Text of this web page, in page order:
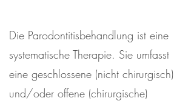
Die Parodontitisbehandlung ist eine
systematische Therapie. Sie umfasst
eine geschlossene (nicht chirurgisch)
und/oder offene (chirurgische)